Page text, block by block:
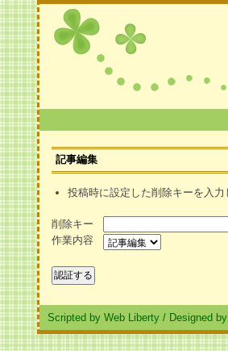
記事編集
投稿時に設定した削除キーを入力
削除キー
作業内容
Scripted by Web Liberty / Designed